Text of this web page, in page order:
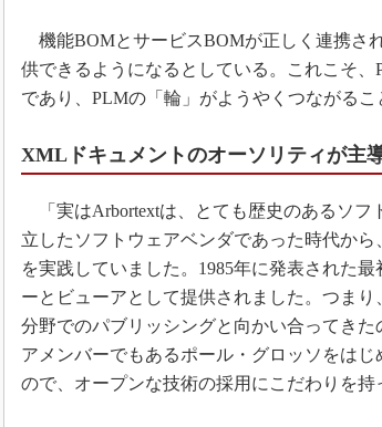
機能BOMとサービスBOMが正しく連携さ
供できるようになるとしている。これこそ
であり、PLMの「輪」がようやくつながるこ
XMLドキュメントのオーソリティが主
「実はArbortextは、とても歴史のあるソフ
立したソフトウェアベンダであった時代か
を実践していました。1985年に発表された
ーとビューアとして提供されました。つま
分野でのパブリッシングと向かい合ってき
アメンバーでもあるポール・グロッソをは
ので、オープンな技術の採用にこだわりを持